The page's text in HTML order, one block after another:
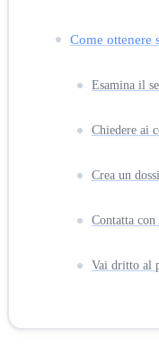
Come ottenere
Esamina il
Chiedere ai
Crea un
Contatta
Vai dritto al